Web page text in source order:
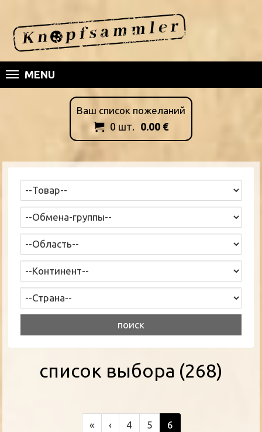
MENU
Ваш список пожеланий
 0 шт. 0.00 €
список выбора (268)
« ‹ 4 5 6